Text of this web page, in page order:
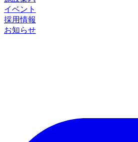
イベント
採用情報
お知らせ